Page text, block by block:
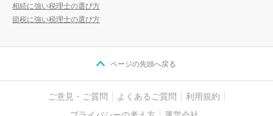
相続に強い税理士の選び方
節税に強い税理士の選び方
ページの先頭へ戻る
ご意見・ご質問 よくあるご質問
利用規約